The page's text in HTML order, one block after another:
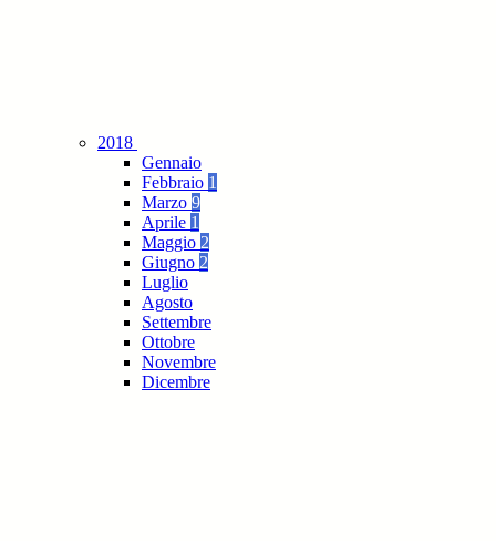
2018
Gennaio
Febbraio 1
Marzo 9
Aprile 1
Maggio 2
Giugno 2
Luglio
Agosto
Settembre
Ottobre
Novembre
Dicembre